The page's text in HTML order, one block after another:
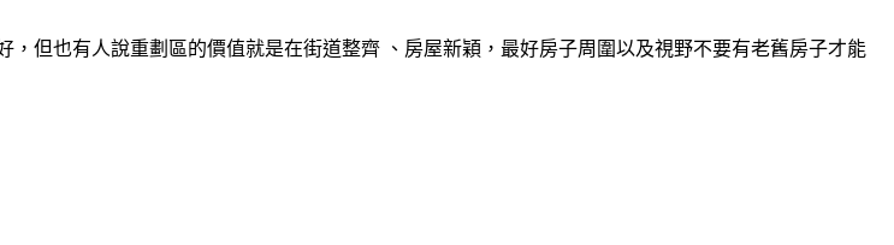
但也有人說重劃區的價值就是在街道整齊 、房屋新穎，最好房子周圍以及視野不要有老舊房子才能